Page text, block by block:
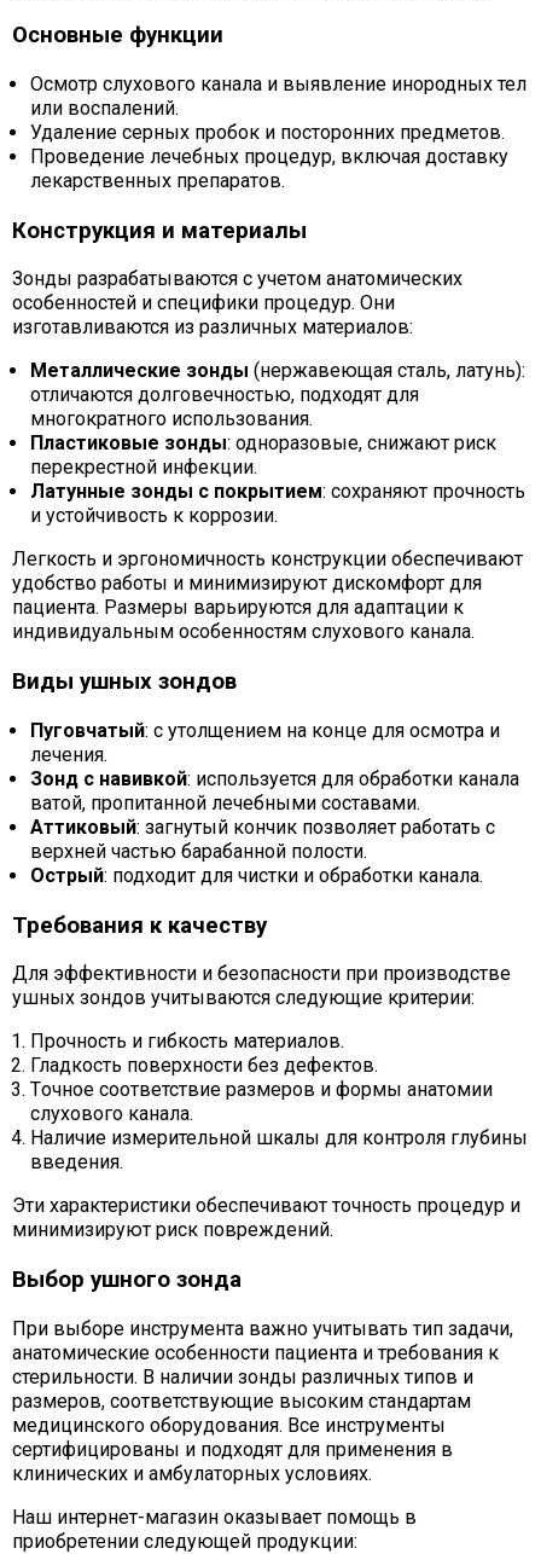
Основные функции
Осмотр слухового канала и выявление инородных тел
или воспалений.
Удаление серных пробок и посторонних предметов.
Проведение лечебных процедур, включая доставку
лекарственных препаратов.
Конструкция и материалы
Зонды разрабатываются с учетом анатомических
особенностей и специфики процедур. Они
изготавливаются из различных материалов:
Металлические зонды (нержавеющая сталь, латунь):
отличаются долговечностью, подходят для
многократного использования.
Пластиковые зонды: одноразовые, снижают риск
перекрестной инфекции.
Латунные зонды с покрытием: сохраняют прочность
и устойчивость к коррозии.
Легкость и эргономичность конструкции обеспечивают
удобство работы и минимизируют дискомфорт для
пациента. Размеры варьируются для адаптации к
индивидуальным особенностям слухового канала.
Виды ушных зондов
Пуговчатый: с утолщением на конце для осмотра и
лечения.
Зонд с навивкой: используется для обработки канала
ватой, пропитанной лечебными составами.
Аттиковый: загнутый кончик позволяет работать с
верхней частью барабанной полости.
Острый: подходит для чистки и обработки канала.
Требования к качеству
Для эффективности и безопасности при производстве
ушных зондов учитываются следующие критерии:
Прочность и гибкость материалов.
Гладкость поверхности без дефектов.
Tочное соответствие размеров и формы анатомии
слухового канала.
Наличие измерительной шкалы для контроля глубины
введения.
Эти характеристики обеспечивают точность процедур и
минимизируют риск повреждений.
Выбор ушного зонда
При выборе инструмента важно учитывать тип задачи,
анатомические особенности пациента и требования к
стерильности. В наличии зонды различных типов и
размеров, соответствующие высоким стандартам
медицинского оборудования. Все инструменты
сертифицированы и подходят для применения в
клинических и амбулаторных условиях.
Наш интернет-магазин оказывает помощь в
приобретении следующей продукции: